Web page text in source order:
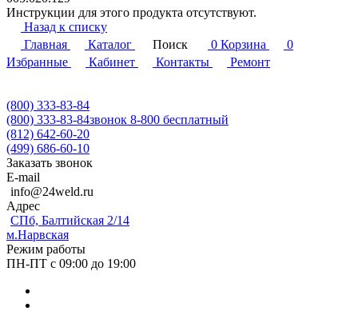
Инструкции для этого продукта отсутствуют.
Назад к списку
Главная
Каталог Поиск 0 Корзина
0
Избранные
Кабинет Контакты Ремонт
(800) 333-83-84
(800) 333-83-84звонок 8-800 бесплатный
(812) 642-60-20
(499) 686-60-10
Заказать звонок
E-mail
info@24weld.ru
Адрес
СПб, Балтийская 2/14
м.Нарвская
Режим работы
ПН-ПТ с 09:00 до 19:00